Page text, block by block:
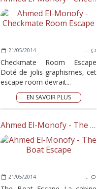
21/05/2014 …
Checkmate Room Escape
Doté de jolis graphismes, cet
escape room devrait...
EN SAVOIR PLUS
Ahmed El-Monofy - The Boat Escape
21/05/2014 …